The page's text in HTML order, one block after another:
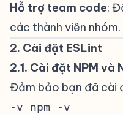
Hỗ trợ team code:
các thành viên nhóm.
2. Cài đặt ESLint
2.1. Cài đặt NPM và
Đảm bảo bạn đã cài
-v npm -v